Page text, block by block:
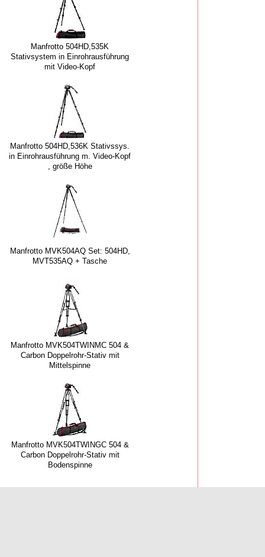
Manfrotto 504HD,535K
Stativsystem in Einrohrausführung
mit Video-Kopf
Manfrotto 504HD,536K Stativssys.
in Einrohrausführung m. Video-Kopf
, größe Höhe
Manfrotto MVK504AQ Set: 504HD,
MVT535AQ + Tasche
Manfrotto MVK504TWINMC 504 &
Carbon Doppelrohr-Stativ mit
Mittelspinne
Manfrotto MVK504TWINGC 504 &
Carbon Doppelrohr-Stativ mit
Bodenspinne